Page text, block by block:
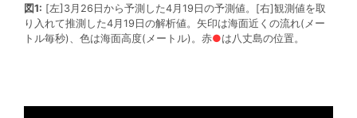
図1: [左]3月26日から予測した4月19日の予測値。[右]観測値を取
り入れて推測した4月19日の解析値。矢印は海面近くの流れ(メー
トル毎秒)、色は海面高度(メートル)。赤●は八丈島の位置。